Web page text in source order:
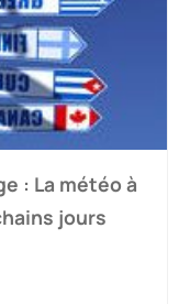
: La météo à
jours